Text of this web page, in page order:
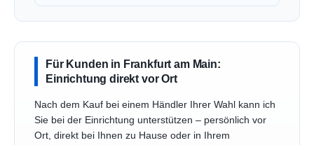
Für Kunden in Frankfurt am Main:
Einrichtung direkt vor Ort
Nach dem Kauf bei einem Händler Ihrer Wahl kann ich
Sie bei der Einrichtung unterstützen – persönlich vor
Ort, direkt bei Ihnen zu Hause oder in Ihrem